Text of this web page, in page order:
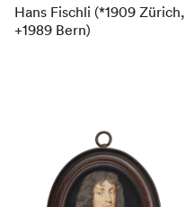
Hans Fischli (*1909 Zürich,
+1989 Bern)